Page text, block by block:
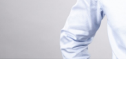
0498 88 64 89
f.bouchar@mm.be
Chief Editor
VALIDER
NOTRE